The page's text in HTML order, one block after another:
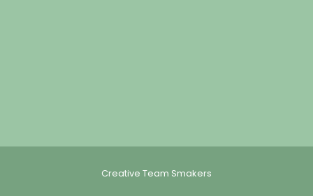
Creative Team Smakers